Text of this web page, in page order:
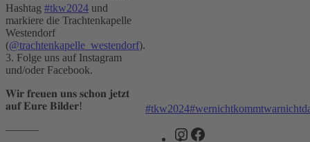
Hashtag #tkw2024 und
markiere die Trachtenkapelle
Westendorf
(@trachtenkapelle_westendorf).
3. Folge uns auf Instagram
und/oder Facebook.
𝐖𝐢𝐫 𝐟𝐫𝐞𝐮𝐞𝐧 𝐮𝐧𝐬 𝐬𝐜𝐡𝐨𝐧 𝐣𝐞𝐭𝐳𝐭
𝐚𝐮𝐟 𝐄𝐮𝐫𝐞 𝐁𝐢𝐥𝐝𝐞𝐫!
———
#tkw2024
Instagram